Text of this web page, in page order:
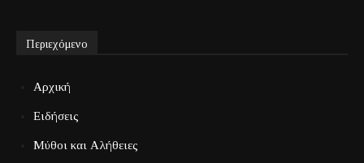
Περιεχόμενο
Αρχική
Ειδήσεις
Μύθοι και Αλήθειες